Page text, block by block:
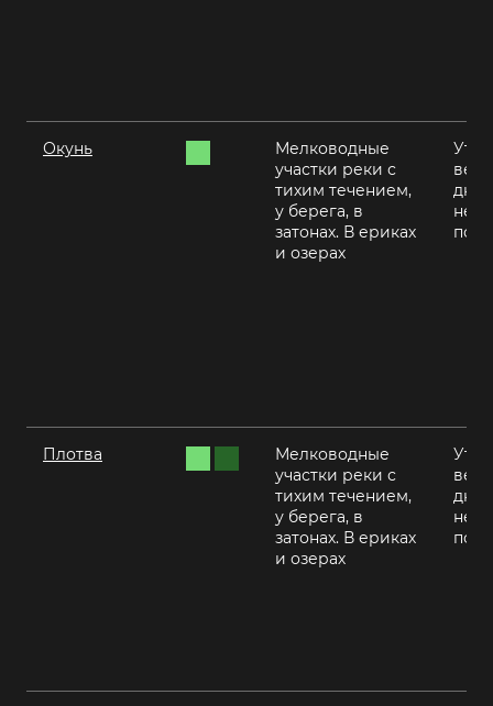
Окунь
Мелководные
участки реки с
тихим течением,
у берега, в
затонах. В ериках
и озерах
Плотва
Мелководные
участки реки с
тихим течением,
у берега, в
затонах. В ериках
и озерах